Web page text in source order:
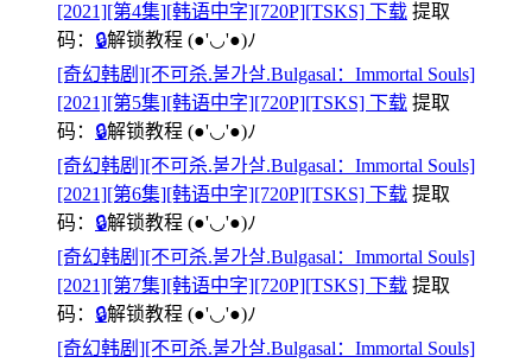
[2021][第4集][韩语中字][720P][TSKS] 下载 提取
码： 🔒解锁教程 (●'◡'●)ﾉ
[奇幻韩剧][不可杀.불가살.Bulgasal：Immortal Souls]
[2021][第5集][韩语中字][720P][TSKS] 下载 提取
码： 🔒解锁教程 (●'◡'●)ﾉ
[奇幻韩剧][不可杀.불가살.Bulgasal：Immortal Souls]
[2021][第6集][韩语中字][720P][TSKS] 下载 提取
码： 🔒解锁教程 (●'◡'●)ﾉ
[奇幻韩剧][不可杀.불가살.Bulgasal：Immortal Souls]
[2021][第7集][韩语中字][720P][TSKS] 下载 提取
码： 🔒解锁教程 (●'◡'●)ﾉ
[奇幻韩剧][不可杀.불가살.Bulgasal：Immortal Souls]